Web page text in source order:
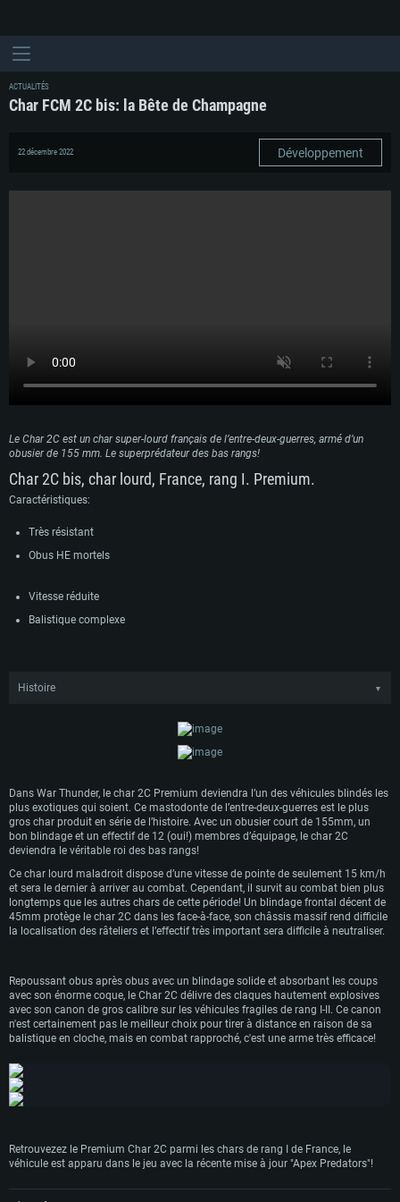
CONFIGURATION SYSTÈME REQUISE
Pour PC
Pour MAC
Pour Linux
Minimum
OS: Windows 10 (64 bit)
Processeur: Dual-Core 2.2 GHz
Mémoire: 4 GB
Connection: Connexion Internet à haut débit
Disque dur: 23.1 Go (client minimal)
Recommandée
OS: Windows 10/11 (64 bit)
Processeur: Intel Core i5 ou Ryzen5 3600 et plus
Carte graphique supportant DirectX 11 ou plus et drivers: Nvidia GeForce
1060 et plus, Radeon RX 570 et plus.
Minimum
OS: Mac OS Big Sur 11.0 ou plus récent
Processeur: Core i5, minimum 2.2GHz (Les processeurs Intel Xeon ne sont
pas supportés)
Mémoire: 6 GB
résolution minimale supportée par le jeu est de 720p.
Connection: Connexion Internet à haut débit
Disque dur: 62,2 Go (client minimal)
OS: Mac OS Big Sur 11.0 ou plus récent
Processeur: Core i7 (Les processeurs Intel Xeon ne sont pas supportés)
Carte graphique: Radeon Vega II ou plus avec support de Metal
Minimum
OS: Les configurations Linux 64 bits les plus modernes
Processeur: Dual-Core 2.4 GHz
Mémoire: 4 GB
720p)
Connection: Connexion Internet à haut débit
Disque dur: 62,2 Go (client minimal)
OS: Ubuntu 20.04 64bit
Processeur: Intel Core i7
Carte graphique: NVIDIA 1060 avec les derniers drivers (moins de 6 mois) /
de même pour AMD (Radeon RX 570) avec les derniers drivers de moins de
ACTUALITÉS
Char FCM 2C bis: la Bête de Champagne
22 décembre 2022 Développement
Le Char 2C est un char super-lourd français de l’entre-deux-guerres, armé d’un
obusier de 155 mm. Le superprédateur des bas rangs!
Char 2C bis, char lourd, France, rang I. Premium.
Caractéristiques:
Très résistant
Obus HE mortels
Vitesse réduite
Balistique complexe
Histoire ▼
la Première Guerre mondiale. S’inspirant de l’expérience au combat de l’Armée
française, le char fut conçu pour percer les défenses lourdes ennemies avec un
haut châssis rhombique et était équipé d’une “queue” afin de franchir les
prévus, seulement 10 furent construits et chaque char, à la manière d’un navire,
reçut son propre nom à partir des noms des provinces françaises. En 1926, l’un
de ces chars, le “Champagne”, fut équipé d’une nouvelle tourelle moulée et d’un
obusier de 155mm. La nouvelle tourelle était plus petite que l’originale armée
du canon de 75mm mais nécessitait le démontage de deux mitrailleuses. Avec
les autres chars de la série, le “Champagne” se retrouva piégé durant l’offensive
allemande en juin 1940. Les équipages firent exploser tous les chars 2C sauf le
“Champagne”, qui fut récupéré presque intact par les troupes allemandes. Il
sera plus tard exposé durant une exposition de prises de guerre à Berlin. Le char
2C bis est le plus grand véhicule blindé produit en série de l’histoire, dépassant
son plus proche concurrent, le T-35 soviétique.
Dans War Thunder, le char 2C Premium deviendra l’un des véhicules blindés les
plus exotiques qui soient. Ce mastodonte de l’entre-deux-guerres est le plus
gros char produit en série de l’histoire. Avec un obusier court de 155mm, un
bon blindage et un effectif de 12 (oui!) membres d’équipage, le char 2C
deviendra le véritable roi des bas rangs!
Ce char lourd maladroit dispose d’une vitesse de pointe de seulement 15 km/h
et sera le dernier à arriver au combat. Cependant, il survit au combat bien plus
longtemps que les autres chars de cette période! Un blindage frontal décent de
45mm protège le char 2C dans les face-à-face, son châssis massif rend difficile
la localisation des râteliers et l’effectif très important sera difficile à neutraliser.
Repoussant obus après obus avec un blindage solide et absorbant les coups
avec son énorme coque, le Char 2C délivre des claques hautement explosives
avec son canon de gros calibre sur les véhicules fragiles de rang I-II. Ce canon
n'est certainement pas le meilleur choix pour tirer à distance en raison de sa
balistique en cloche, mais en combat rapproché, c'est une arme très efficace!
Retrouvezez le Premium Char 2C parmi les chars de rang I de France, le
véhicule est apparu dans le jeu avec la récente mise à jour "Apex Predators"!